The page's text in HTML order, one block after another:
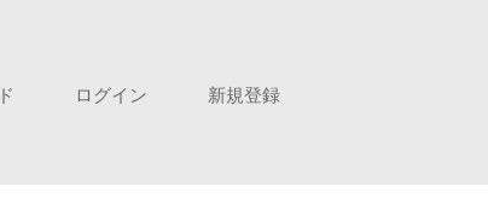
ログイン
新規登録